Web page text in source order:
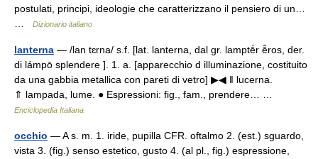
postulati, principi, ideologie che caratterizzano il pensiero di un…
Dizionario italiano
lanterna — /lan tɛrna/ s.f. [lat. lanterna, dal gr. lamptḗr ē̂ros, der.
di lámpō splendere ]. 1. a. [apparecchio d illuminazione, costituito
da una gabbia metallica con pareti di vetro] ▶◀ ‖ lucerna.
⇑ lampada, lume. ● Espressioni: fig., fam., prendere… …
Enciclopedia Italiana
occhio — A s. m. 1. iride, pupilla CFR. oftalmo 2. (est.) sguardo,
vista 3. (fig.) senso estetico, gusto 4. (al pl., fig.) espressione,